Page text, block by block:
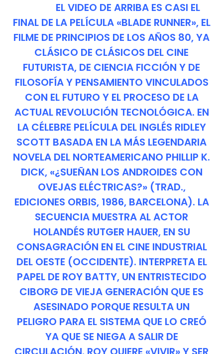
EL VIDEO DE ARRIBA ES CASI EL
FINAL DE LA PELÍCULA «BLADE RUNNER», EL
FILME DE PRINCIPIOS DE LOS AÑOS 80, YA
CLÁSICO DE CLÁSICOS DEL CINE
FUTURISTA, DE CIENCIA FICCIÓN Y DE
FILOSOFÍA Y PENSAMIENTO VINCULADOS
CON EL FUTURO Y EL PROCESO DE LA
ACTUAL REVOLUCIÓN TECNOLÓGICA. EN
LA CÉLEBRE PELÍCULA DEL INGLÉS RIDLEY
SCOTT BASADA EN LA MÁS LEGENDARIA
NOVELA DEL NORTEAMERICANO PHILLIP K.
DICK, «¿SUEÑAN LOS ANDROIDES CON
OVEJAS ELÉCTRICAS?» (TRAD.,
EDICIONES ORBIS, 1986, BARCELONA). LA
SECUENCIA MUESTRA AL ACTOR
HOLANDÉS RUTGER HAUER, EN SU
CONSAGRACIÓN EN EL CINE INDUSTRIAL
DEL OESTE (OCCIDENTE). INTERPRETA EL
PAPEL DE ROY BATTY, UN ENTRISTECIDO
CIBORG DE VIEJA GENERACIÓN QUE ES
ASESINADO PORQUE RESULTA UN
PELIGRO PARA EL SISTEMA QUE LO CREÓ
YA QUE SE NIEGA A SALIR DE